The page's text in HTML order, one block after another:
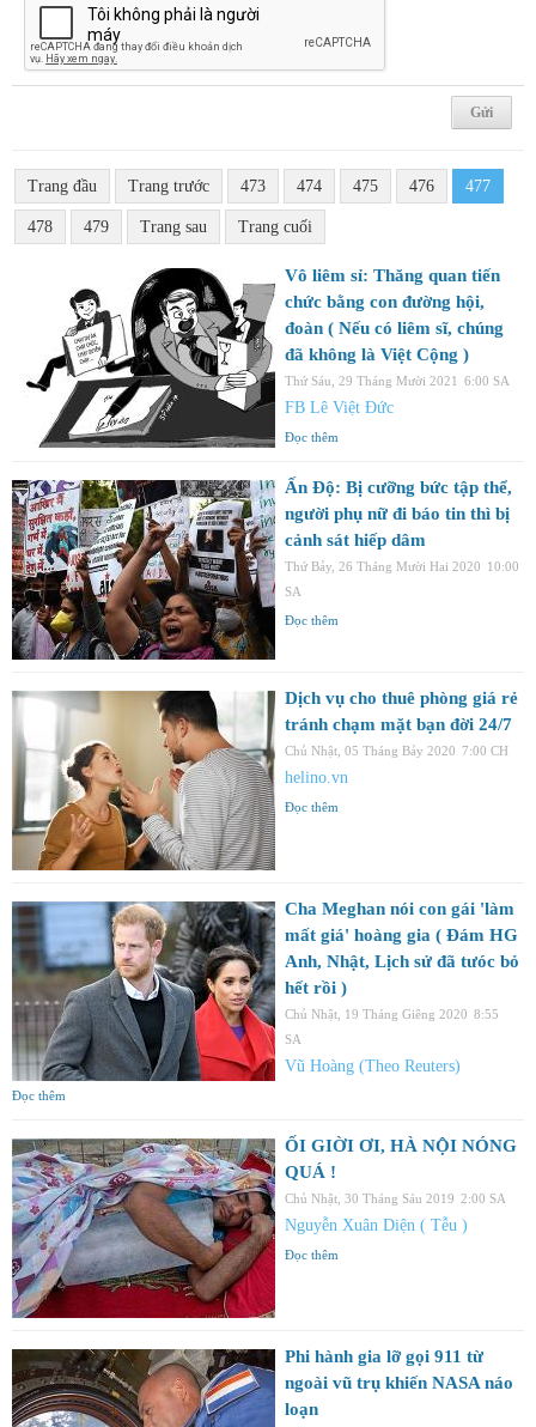
Trang đầu Trang trước 473 474 475 476 477
478 479 Trang sau Trang cuối
Vô liêm sỉ: Thăng quan tiến
chức bằng con đường hội,
đoàn ( Nếu có liêm sĩ, chúng
đã không là Việt Cộng )
Thứ Sáu, 29 Tháng Mười 2021 6:00 SA
FB Lê Việt Đức
Đọc thêm
Ấn Độ: Bị cưỡng bức tập thể,
người phụ nữ đi báo tin thì bị
cảnh sát hiếp dâm
Thứ Bảy, 26 Tháng Mười Hai 2020 10:00
SA
Đọc thêm
Dịch vụ cho thuê phòng giá rẻ
tránh chạm mặt bạn đời 24/7
Chủ Nhật, 05 Tháng Bảy 2020 7:00 CH
helino.vn
Đọc thêm
Cha Meghan nói con gái 'làm
mất giá' hoàng gia ( Đám HG
Anh, Nhật, Lịch sử đã tưóc bỏ
hết rồi )
Chủ Nhật, 19 Tháng Giêng 2020 8:55
SA
Vũ Hoàng (Theo Reuters)
Đọc thêm
ỐI GIỜI ƠI, HÀ NỘI NÓNG
QUÁ !
Chủ Nhật, 30 Tháng Sáu 2019 2:00 SA
Nguyễn Xuân Diện ( Tễu )
Đọc thêm
Phi hành gia lỡ gọi 911 từ
ngoài vũ trụ khiến NASA náo
loạn